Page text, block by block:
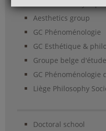
Aesthetics group
GC Phénoménologie
GC Esthétique &
Groupe belge
GC Phénoménologie
Liège Philosophy
Doctoral school